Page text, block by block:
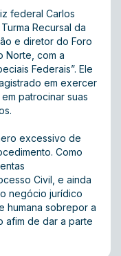
federal Carlos
Recursal da
e diretor do Foro
Norte, com a
Federais”. Ele
em exercer
patrocinar suas
excessivo de
Como
Civil, e ainda
negócio jurídico
humana sobrepor a
afim de dar a parte